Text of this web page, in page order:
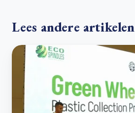
Lees andere artikelen